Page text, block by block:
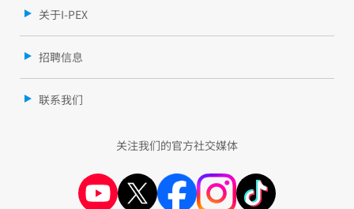
关于I-PEX
招聘信息
联系我们
关注我们的官方社交媒体